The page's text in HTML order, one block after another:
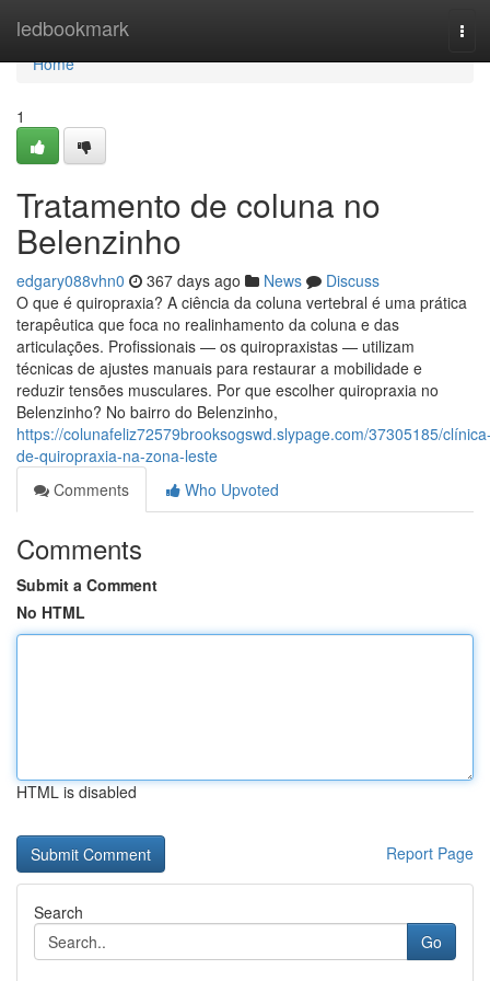
ledbookmark
Home
Home
1
Tratamento de coluna no
Belenzinho
edgary088vhn0 367 days ago News
Discuss
O que é quiropraxia? A ciência da coluna vertebral é uma prática
terapêutica que foca no realinhamento da coluna e das
articulações. Profissionais — os quiropraxistas — utilizam
técnicas de ajustes manuais para restaurar a mobilidade e
reduzir tensões musculares. Por que escolher quiropraxia no
Belenzinho? No bairro do Belenzinho,
https://colunafeliz72579brooksogswd.slypage.com/37305185/
de-quiropraxia-na-zona-leste
Comments
Who Upvoted
Comments
Submit a Comment
No HTML
HTML is disabled
Report Page
Search
Go